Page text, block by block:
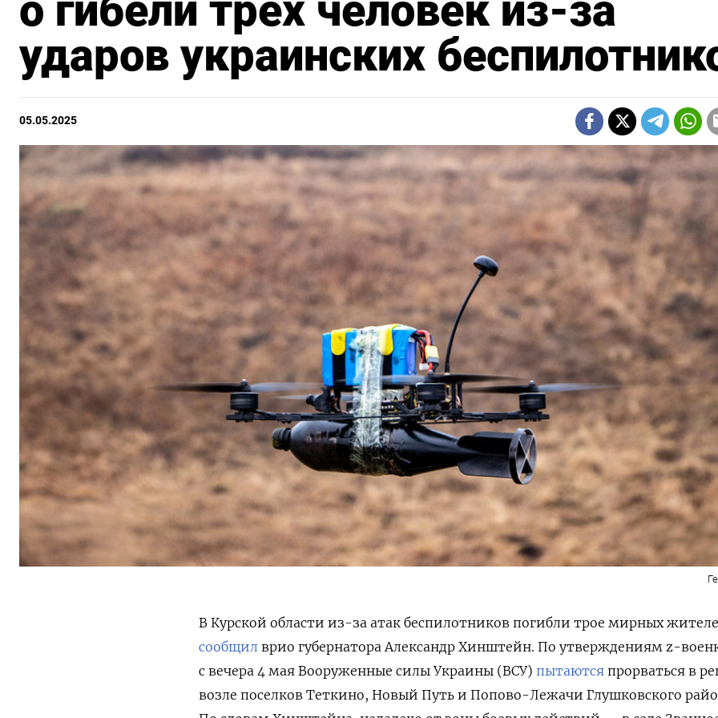
ударов украинских
05.05.2025
В Курской области из-за атак беспилотников погибли трое мирных
сообщил врио губернатора Александр Хинштейн. По утверждениям z-
с вечера 4 мая Вооруженные силы Украины (ВСУ) пытаются прорваться в
возле поселков Теткино, Новый Путь и Попово-Лежачи Глушковского